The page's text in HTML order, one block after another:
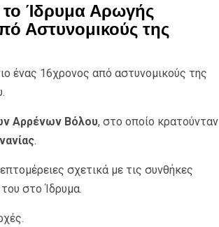
το Ίδρυμα Αρωγής
Αστυνομικούς της
ένας 16χρονος από αστυνομικούς της
Αρρένων Βόλου, στο οποίο κρατούνταν
.
σχετικά με τις συνθήκες
στο Ίδρυμα.